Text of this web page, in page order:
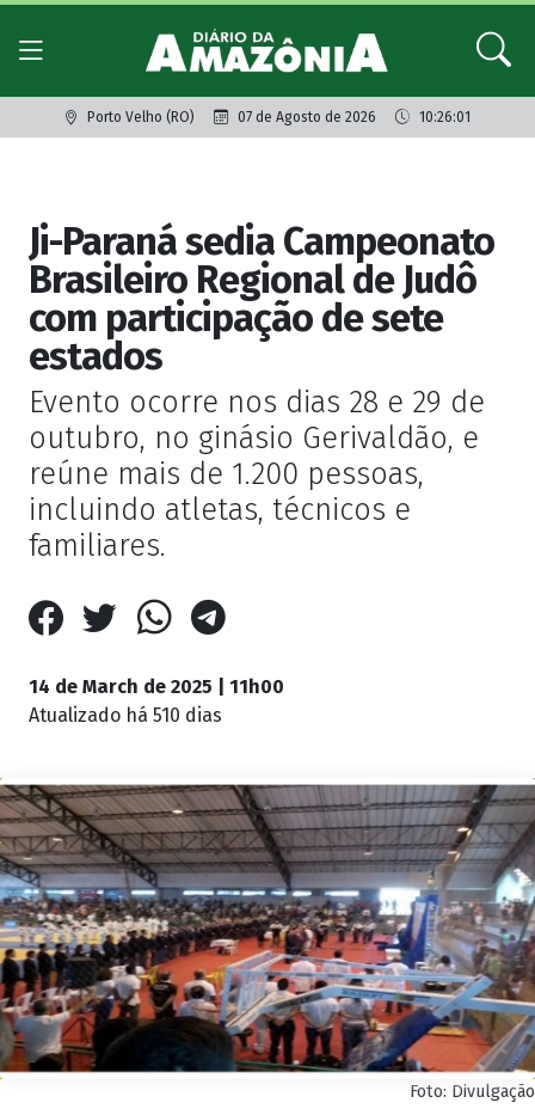
Porto Velho (RO) 07 de Agosto de 2026 10:26:01
Ji-Paraná sedia Campeonato
Brasileiro Regional de Judô
com participação de sete
estados
Evento ocorre nos dias 28 e 29 de
outubro, no ginásio Gerivaldão, e
reúne mais de 1.200 pessoas,
incluindo atletas, técnicos e
familiares.
14 de March de 2025 | 11h00
Atualizado há 510 dias
Foto: Divulgação